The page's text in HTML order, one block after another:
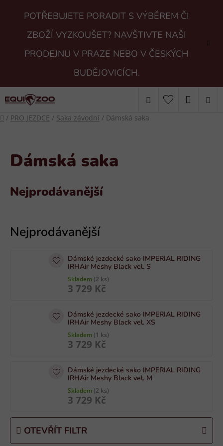
POTŘEBUJETE PORADIT S VÝBĚREM ČI
ZBOŽÍ VYZKOUŠET? NAVŠTIVTE NAŠI
PRODEJNU V PRAZE NEBO V ČESKÝCH
BUDĚJOVICÍCH.
Hledat
Domů
/ PRO JEZDCE / Saka závodní / Dámská saka
Dámská saka
Nejprodávanější
Dámské jezdecké sako IMPERIAL RIDING
IRHAir Meshy Black vel. S
Skladem (2 ks)
3 729 Kč
Dámské jezdecké sako IMPERIAL RIDING
IRHAir Meshy Black vel. XS
Skladem (1 ks)
3 729 Kč
Dámské jezdecké sako IMPERIAL RIDING
IRHAir Meshy Black vel. M
Skladem (2 ks)
3 729 Kč
OTEVŘÍT FILTR
ý
p